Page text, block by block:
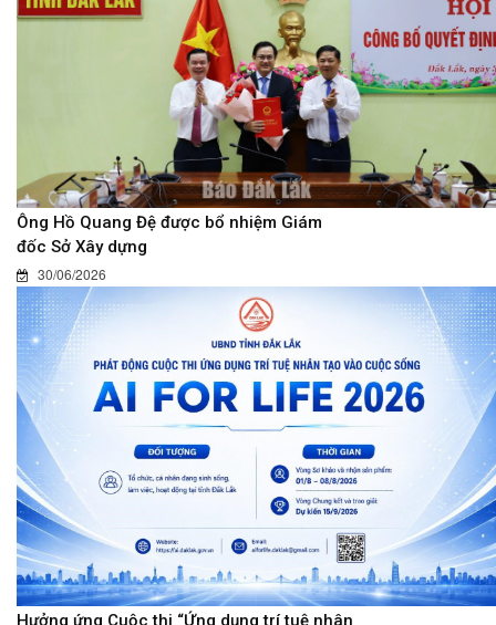
Ông Hồ Quang Đệ được bổ nhiệm Giám
đốc Sở Xây dựng
30/06/2026
Hưởng ứng Cuộc thi “Ứng dụng trí tuệ nhân